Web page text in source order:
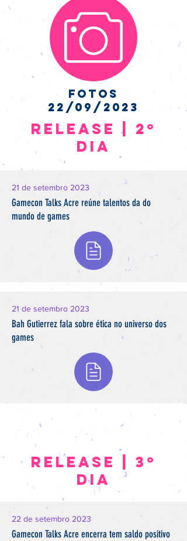
fotos
22/09/2023
Release | 2º
DIa
21 de setembro 2023
Gamecon Talks Acre reúne talentos da do
mundo de games
21 de setembro 2023
Bah Gutierrez fala sobre ética no universo dos
games
Release | 3º
DIa
22 de setembro 2023
Gamecon Talks Acre encerra tem saldo positivo